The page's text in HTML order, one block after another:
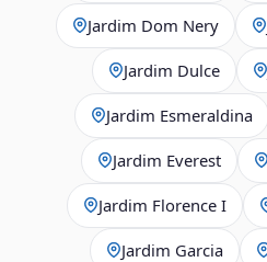
Jardim Dom Nery
Jardim Dulce
Jardim Esmeraldina
Jardim Everest
Jardim Florence I
Jardim Garcia